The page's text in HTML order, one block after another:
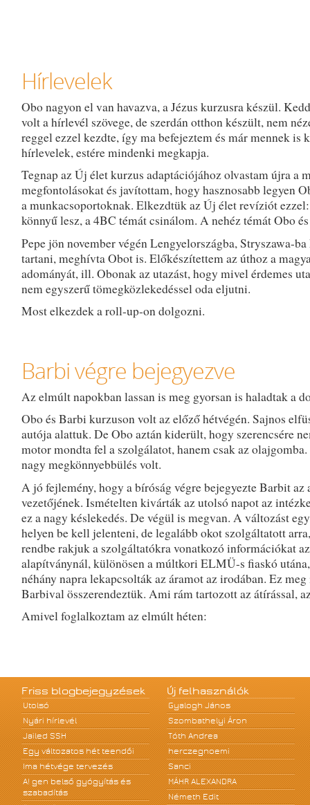
Hírlevelek
Obo nagyon el van havazva, a Jézus kurzusra készül.
volt a hírlevél szövege, de szerdán otthon készült, nem
reggel ezzel kezdte, így ma befejeztem és már mennek is
hírlevelek, estére mindenki megkapja.
Tegnap az Új élet kurzus adaptációjához olvastam újra a
megfontolásokat és javítottam, hogy hasznosabb legyen
a munkacsoportoknak. Elkezdtük az Új élet revíziót
könnyű lesz, a 4BC témát csinálom. A nehéz témát Obo
Pepe jön november végén Lengyelországba, Stryszawa-
tartani, meghívta Obot is. Előkészítettem az úthoz a
adományát, ill. Obonak az utazást, hogy mivel érdemes
nem egyszerű tömegközlekedéssel oda eljutni.
Most elkezdek a roll-up-on dolgozni.
Barbi végre bejegyezve
Az elmúlt napokban lassan is meg gyorsan is haladtak a
Obo és Barbi kurzuson volt az előző hétvégén. Sajnos
autója alattuk. De Obo aztán kiderült, hogy szerencsére
motor mondta fel a szolgálatot, hanem csak az
nagy megkönnyebbülés volt.
A jó fejlemény, hogy a bíróság végre bejegyezte Barbit az
vezetőjének. Ismételten kivárták az utolsó napot az
ez a nagy késlekedés. De végül is megvan. A változást
helyen be kell jelenteni, de legalább okot szolgáltatott
rendbe rakjuk a szolgáltatókra vonatkozó információkat az
alapítványnál, különösen a múltkori ELMÜ-s fiaskó
néhány napra lekapcsolták az áramot az irodában. Ez
Barbival összerendeztük. Ami rám tartozott az átírással,
Amivel foglalkoztam az elmúlt héten:
Friss blogbejegyzések
Utolsó
Nyári hírlevél
Jailed SSH
Egy változatos hét teendői
Ima hétvége tervezés
A! gen belső gyógyítás és
szabadítás
Új felhasználók
Gyalogh János
Szombathelyi Áron
Tóth Andrea
herczegnoemi
Sanci
MÁHR ALEXANDRA
Németh Edit